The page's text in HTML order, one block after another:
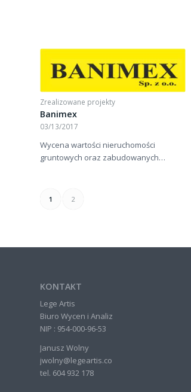
Zrealizowane projekty
Banimex
03/13/2017
Wycena wartości nieruchomości
gruntowych oraz zabudowanych…
1 2
KONTAKT
Lege Artis
Biuro Wycen i Analiz
NIP : 954-000-96-53
Janusz Wolny
jwolny@legeartis.co
tel. 604 932 178